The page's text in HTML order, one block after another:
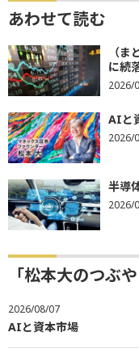
あわせて読む
（
に続
2026/
AIと
2026/
半導
2026/
「松本大のつぶ
2026/08/07
AIと資本市場